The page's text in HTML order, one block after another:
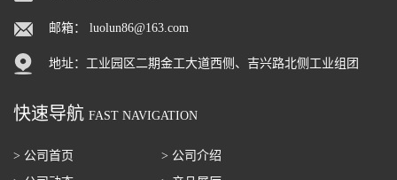
邮箱： luolun86@163.com
地址：工业园区二期金工大道西侧、吉兴路北侧工业组团
快速导航 FAST NAVIGATION
> 公司首页
> 公司介绍